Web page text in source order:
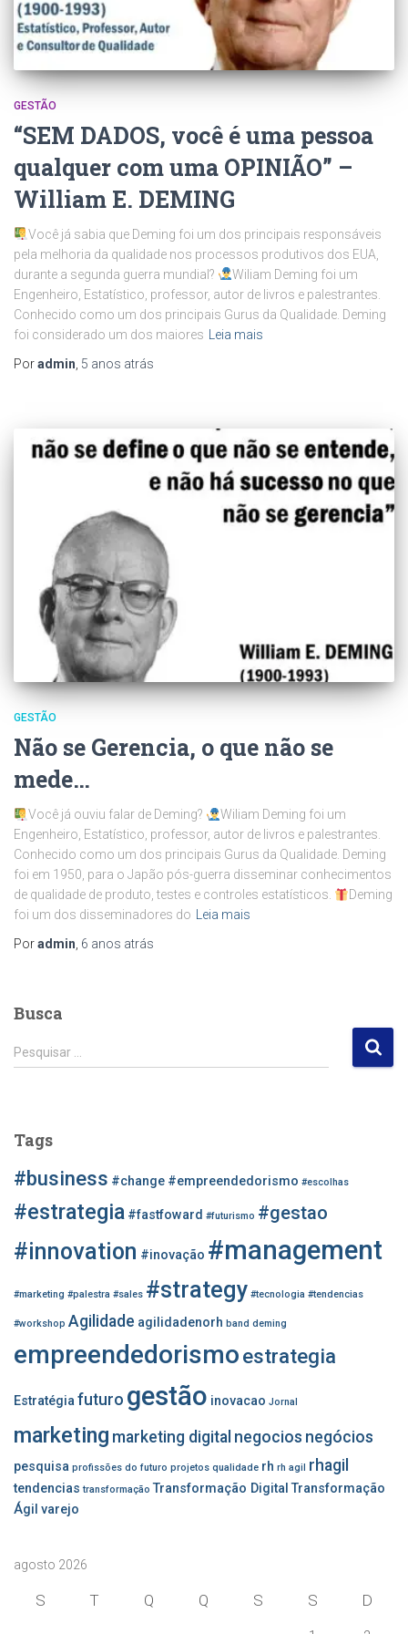
GESTÃO
“SEM DADOS, você é uma pessoa
qualquer com uma OPINIÃO” –
William E. DEMING
Você já sabia que Deming foi um dos principais responsáveis
pela melhoria da qualidade nos processos produtivos dos EUA,
durante a segunda guerra mundial?
Wiliam Deming foi um
Engenheiro, Estatístico, professor, autor de livros e palestrantes.
Conhecido como um dos principais Gurus da Qualidade. Deming
foi considerado um dos maiores
Leia mais
Poradmin 5 anos atrás
GESTÃO
Não se Gerencia, o que não se
mede…
Você já ouviu falar de Deming?
Wiliam Deming foi um
Engenheiro, Estatístico, professor, autor de livros e palestrantes.
Conhecido como um dos principais Gurus da Qualidade. Deming
foi em 1950, para o Japão pós-guerra disseminar conhecimentos
de qualidade de produto, testes e controles estatísticos.
Deming
foi um dos disseminadores do Leia mais
Poradmin, 6 anos atrás
Busca
P
e
a
r
o
Pesquisar …
Tags
#business #change #empreendedorismo #escolhas
#estrategia #fastfoward #futurismo #gestao
#innovation #inovação #management
#marketing #palestra #sales #strategy #tecnologia #tendencias
#workshop Agilidade agilidadenorh band deming
empreendedorismoestrategia
Estratégiafuturo gestão inovacao Jornal
marketing marketing digital negocios negócios
pesquisa profissões do futuro projetos qualidade rh rh agil rhagil
tendencias transformação Transformação Digital Transformação
Ágil varejo
agosto 2026
S T Q Q S S D